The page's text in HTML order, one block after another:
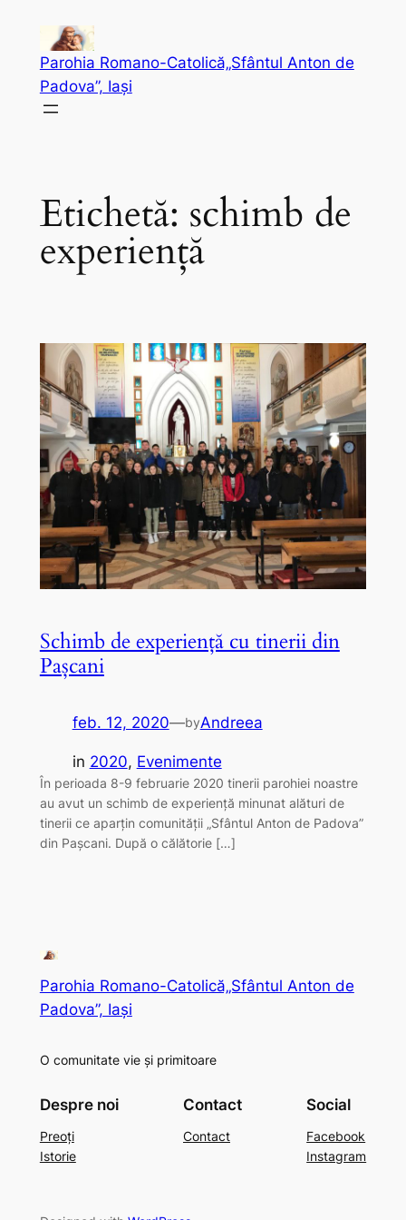
conținutParohia Romano-Catolică„Sfântul Anton de
Padova”, Iași
Etichetă: schimb de
experiență
Schimb de experiență cu tinerii din
Pașcani
feb. 12, 2020—byAndreea
in 2020, Evenimente
În perioada 8-9 februarie 2020 tinerii parohiei noastre
au avut un schimb de experiență minunat alături de
tinerii ce aparțin comunității „Sfântul Anton de Padova”
din Pașcani. După o călătorie […]
Parohia Romano-Catolică„Sfântul Anton de
Padova”, Iași
O comunitate vie și primitoare
Despre noi
Preoți
Istorie
Contact
Contact
Social
Facebook
Instagram